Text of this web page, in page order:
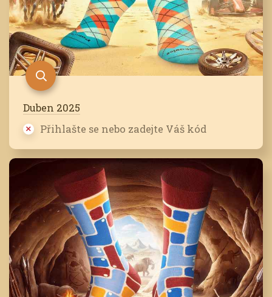
Duben 2025
Přihlašte se nebo zadejte Váš kód